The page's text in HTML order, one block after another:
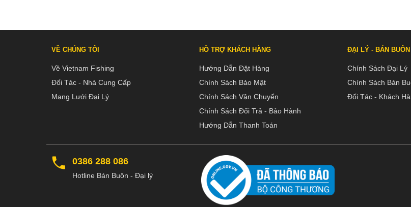
VỀ CHÚNG TÔI
Về Vietnam Fishing
Đối Tác - Nhà Cung Cấp
Mạng Lưới Đại Lý
HỖ TRỢ KHÁCH HÀNG
Hướng Dẫn Đặt Hàng
Chính Sách Bảo Mật
Chính Sách Vận Chuyển
Chính Sách Đổi Trả - Bảo Hành
Hướng Dẫn Thanh Toán
ĐẠI LÝ - BÁN BUÔN
Chính Sách Đại Lý
Chính Sách Bán
Đối Tác - Khách
0386 288 086
Hotline Bán Buôn - Đại lý